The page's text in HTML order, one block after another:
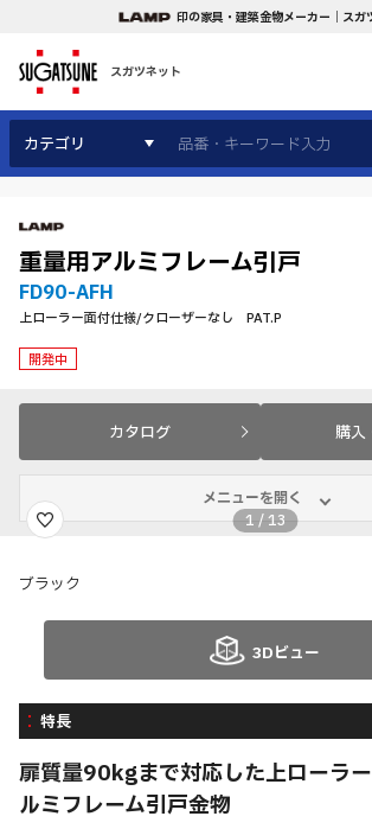
印の家具・建築金物メーカー｜スガ
スガツネット
カテゴリ
重量用アルミフレーム引戸
FD90-AFH
上ローラー面付仕様/クローザーなし PAT.P
開発中
カタログ 購入
メニューを開く
1 /13
ブラック
3Dビュー
特長
扉質量90kgまで対応した上ローラ
ルミフレーム引戸金物